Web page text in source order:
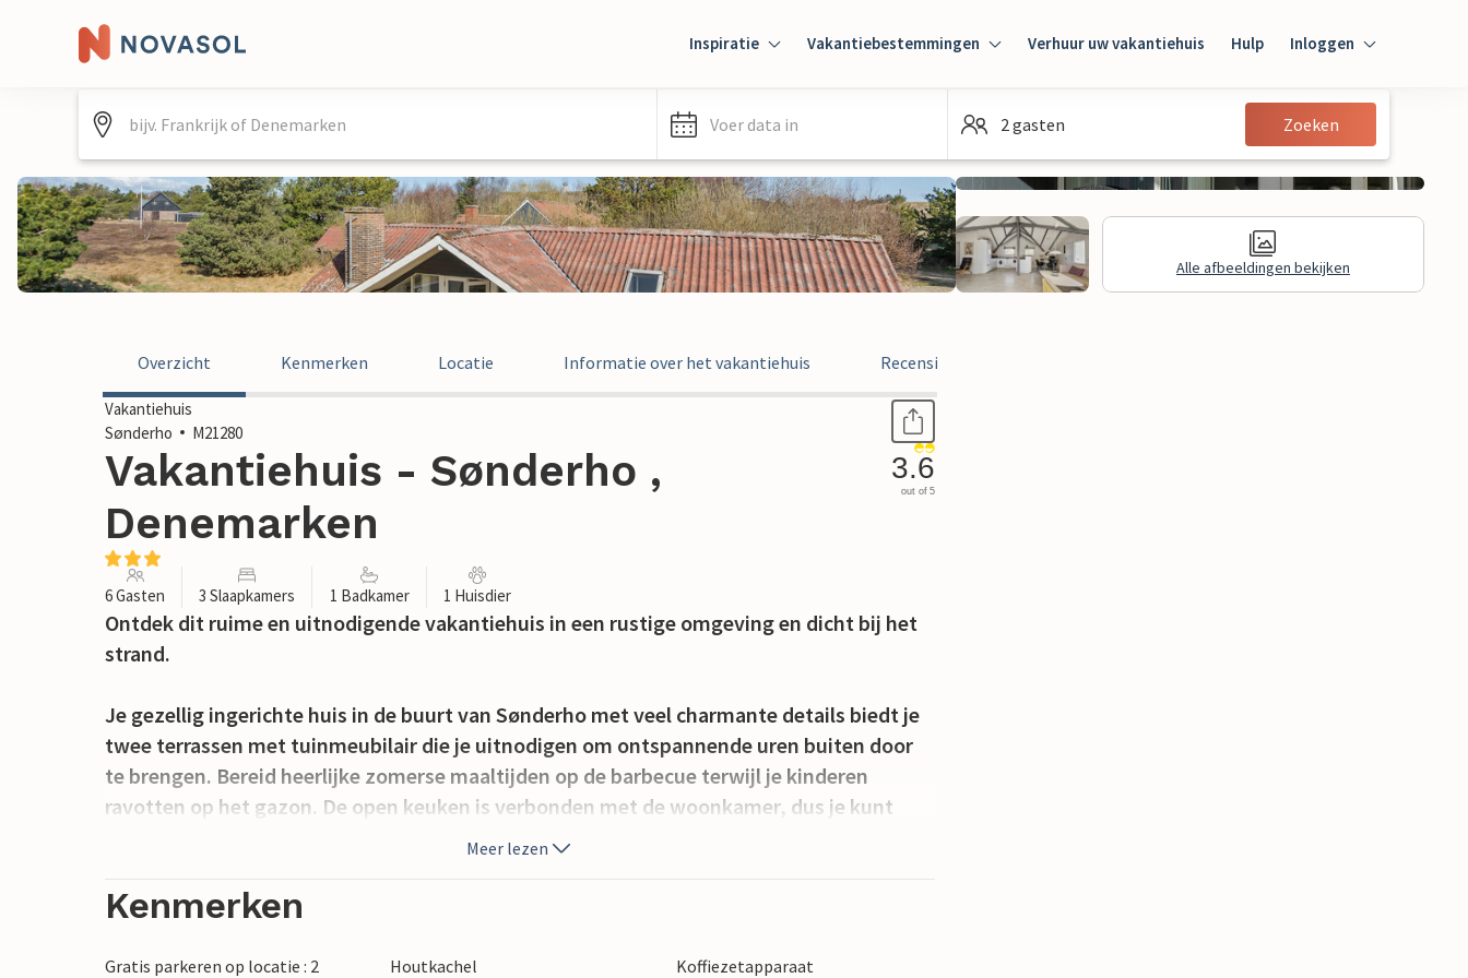
Inspiratie Vakantiebestemmingen Verhuur uw vakantiehuis Hulp Inloggen
Inloggen
Gast
Voer data in 2 gasten Zoeken
Alle afbeeldingen bekijken
Overzicht Kenmerken Locatie Informatie over het vakantiehuis Recensies
Vakantiehuis
Sønderho
M21280
Vakantiehuis - Sønderho ,
Denemarken
3.6
out of 5
6 Gasten 3 Slaapkamers 1 Badkamer 1 Huisdier
Ontdek dit ruime en uitnodigende vakantiehuis in een rustige omgeving en dicht bij het
strand.
Je gezellig ingerichte huis in de buurt van Sønderho met veel charmante details biedt je
twee terrassen met tuinmeubilair die je uitnodigen om ontspannende uren buiten door
te brengen. Bereid heerlijke zomerse maaltijden op de barbecue terwijl je kinderen
ravotten op het gazon. De open keuken is verbonden met de woonkamer, dus je kunt
Fanø is een waar juweeltje in het Nationaal Park Waddenzee met prachtige
en een charmante cultuur.
Meer lezen
Kenmerken
Gratis parkeren op locatie : 2
Houtkachel Koffiezetapparaat